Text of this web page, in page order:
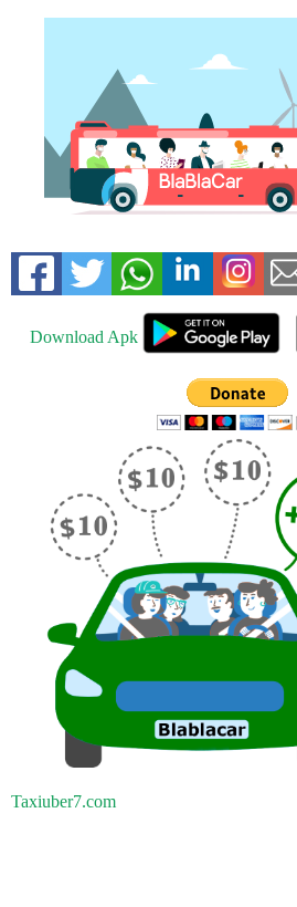
Download Apk
Taxiuber7.com